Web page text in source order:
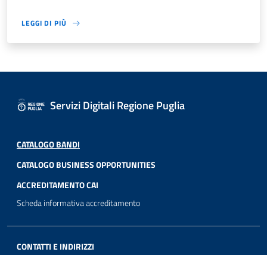
LEGGI DI PIÙ
Servizi Digitali Regione Puglia
CATALOGO BANDI
CATALOGO BUSINESS OPPORTUNITIES
ACCREDITAMENTO CAI
Scheda informativa accreditamento
CONTATTI E INDIRIZZI